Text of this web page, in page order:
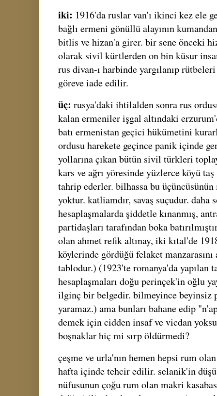
iki: 1916'da ruslar van'ı ikinci kez ele
bağlı ermeni gönüllü alayının
bitlis ve hizan'a girer. bir sene önceki
olarak sivil kürtlerden on bin küsur
rus divan-ı harbinde yargılanıp
göreve iade edilir.
üç: rusya'daki ihtilalden sonra rus
kalan ermeniler işgal altındaki
batı ermenistan geçici hükümetini
ordusu harekete geçince panik içinde
yollarına çıkan bütün sivil türkleri
kars ve ağrı yöresinde yüzlerce köyü
tahrip ederler. bilhassa bu
yoktur. katliamdır, savaş suçudur.
hesaplaşmalarda şiddetle kınanmış,
partidaşları tarafından boka
olan ahmet refik altınay, iki kıtal'de
köylerinde gördüğü felaket
tablodur.) (1923'te romanya'da yapılan
hesaplaşmaları doğu perinçek'in oğlu
ilginç bir belgedir. bilmeyince beyinsiz
yaramaz.) ama bunları bahane edip
demek için cidden insaf ve vicdan
boşnaklar hiç mi sırp öldürmedi?
çeşme ve urla'nın hemen hepsi rum
hafta içinde tehcir edilir. selanik'in
nüfusunun çoğu rum olan makri